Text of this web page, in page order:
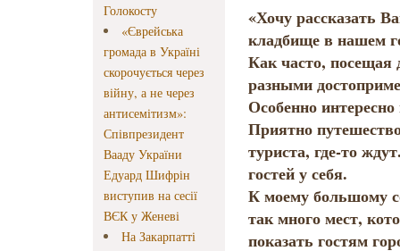
Голокосту
«Єврейська
громада в Україні
скорочується через
війну, а не через
антисемітизм»:
Співпрезидент
Вааду України
Едуард Шифрін
виступив на сесії
ВЄК у Женеві
На Закарпатті
«Хочу рассказать
кладбище в нашем
Как часто, посещая
разными
Особенно
Приятно
туриста, где-то
гостей у себя.
К моему большому
так много мест,
показать гостям